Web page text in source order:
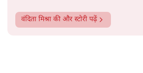
वंदिता मिश्रा की और स्टोरी पढ़ें